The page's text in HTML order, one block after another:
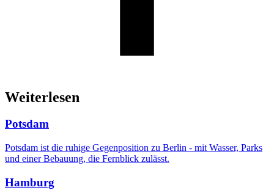
Weiterlesen
Potsdam
Potsdam ist die ruhige Gegenposition zu Berlin - mit Wasser, Parks
und einer Bebauung, die Fernblick zulässt.
Hamburg